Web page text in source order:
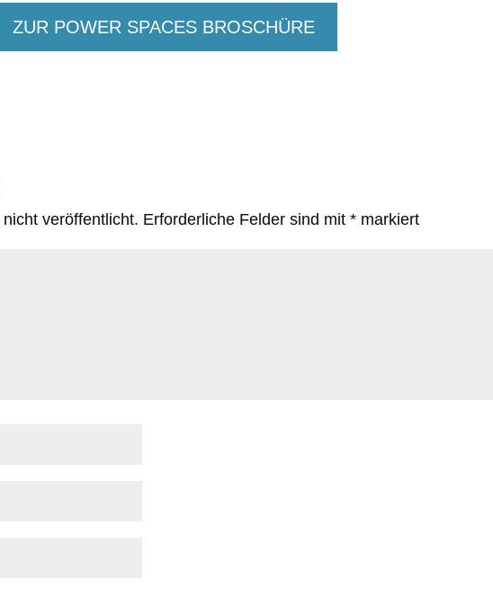
ZUR POWER SPACES BROSCHÜRE
veröffentlicht. Erforderliche Felder sind mit* markiert